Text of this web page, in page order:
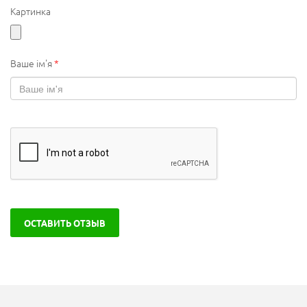
Картинка
Ваше ім'я*
ОСТАВИТЬ ОТЗЫВ